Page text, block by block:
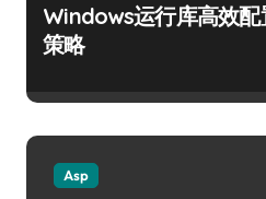
Windows运行库高效配
策略
Asp